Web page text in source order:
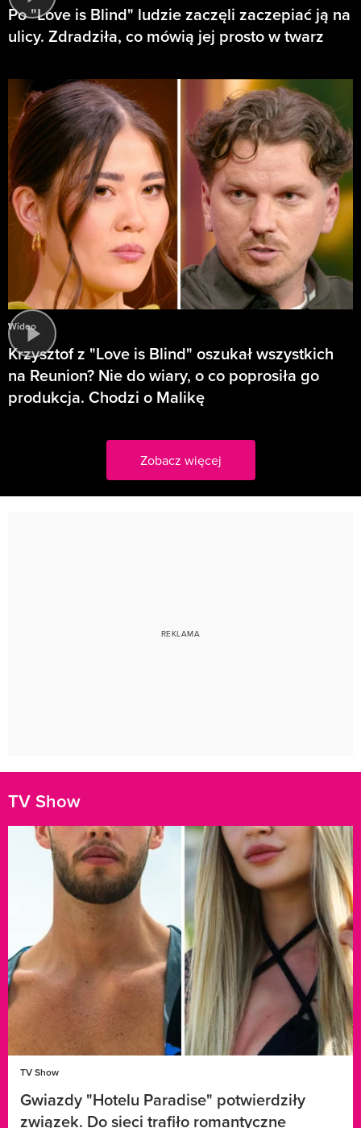
Po "Love is Blind" ludzie zaczęli zaczepiać ją na
ulicy. Zdradziła, co mówią jej prosto w twarz
Wideo
Krzysztof z "Love is Blind" oszukał wszystkich
na Reunion? Nie do wiary, o co poprosiła go
produkcja. Chodzi o Malikę
Zobacz więcej
TV Show
TV Show
Gwiazdy "Hotelu Paradise" potwierdziły
związek. Do sieci trafiło romantyczne